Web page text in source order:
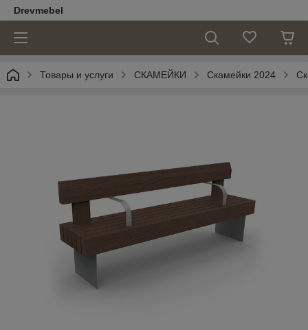
Drevmebel
Товары и услуги СКАМЕЙКИ Скамейки 2024